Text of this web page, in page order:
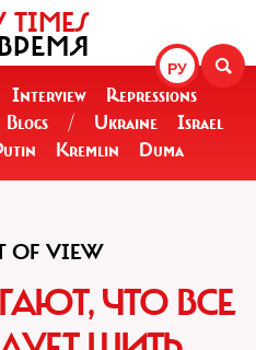
РУ
TIMES
Interview
Repressions
Blogs / Ukraine
Israel
Kremlin Duma
OF VIEW
ЧТО ВСЕ